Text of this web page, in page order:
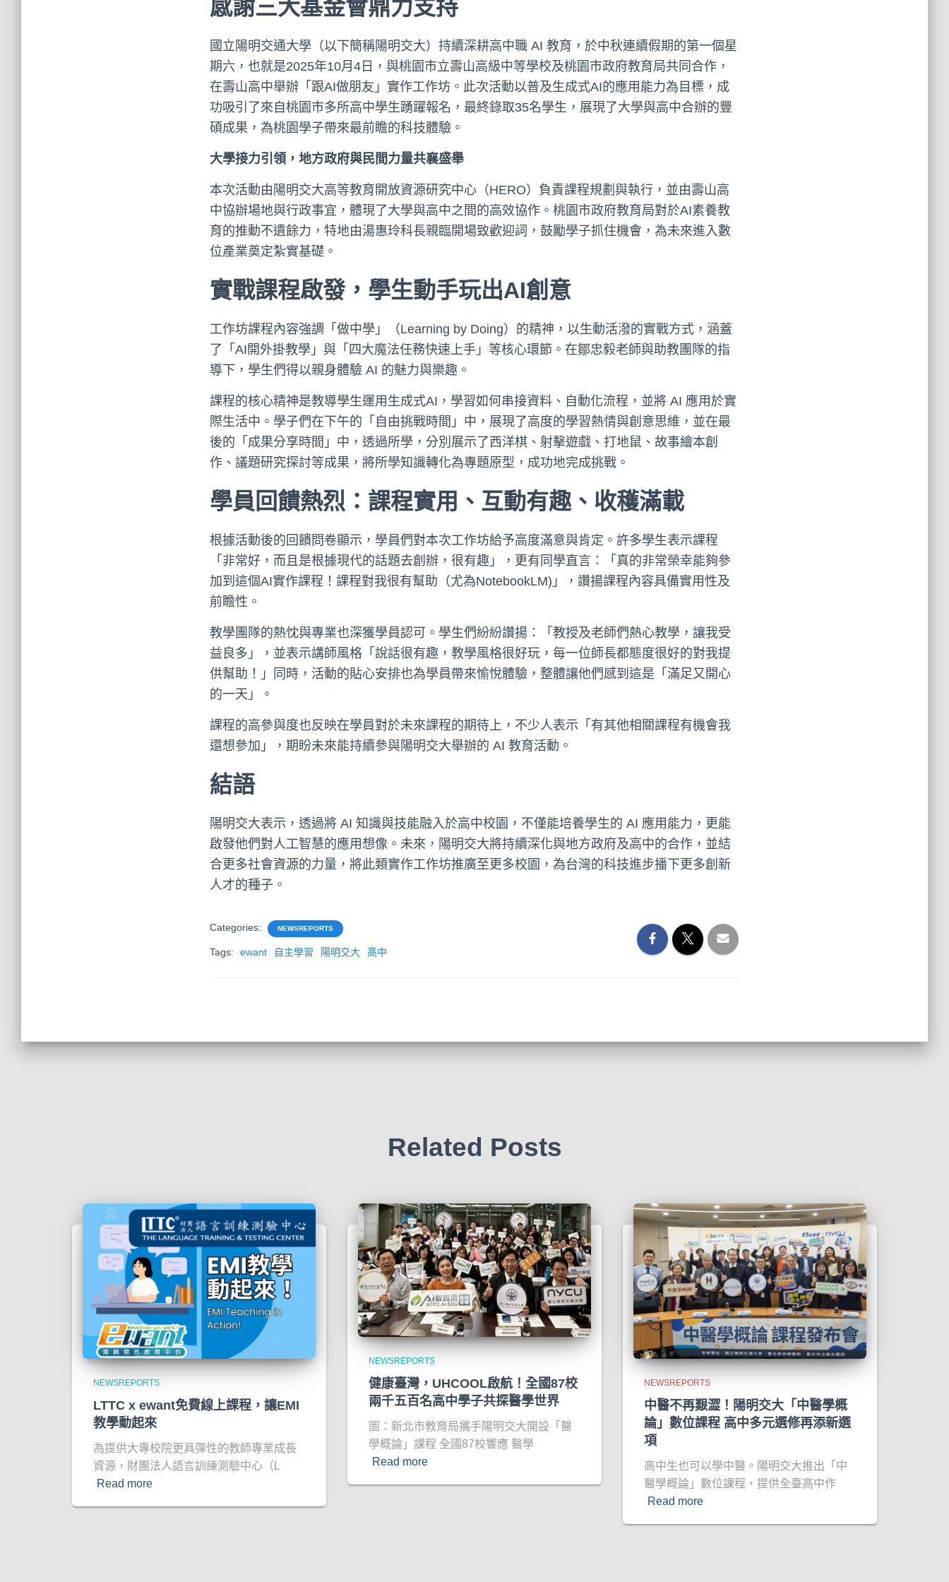
感謝三大基金會鼎力支持
國立陽明交通大學（以下簡稱陽明交大）持續深耕高中職 AI 教育，於中秋連續假期的第一個星
期六，也就是2025年10月4日，與桃園市立壽山高級中等學校及桃園市政府教育局共同合作，
在壽山高中舉辦「跟AI做朋友」實作工作坊。此次活動以普及生成式AI的應用能力為目標，成
功吸引了來自桃園市多所高中學生踴躍報名，最終錄取35名學生，展現了大學與高中合辦的豐
碩成果，為桃園學子帶來最前瞻的科技體驗。
大學接力引領，地方政府與民間力量共襄盛舉
本次活動由陽明交大高等教育開放資源研究中心（HERO）負責課程規劃與執行，並由壽山高
中協辦場地與行政事宜，體現了大學與高中之間的高效協作。桃園市政府教育局對於AI素養教
育的推動不遺餘力，特地由湯惠玲科長親臨開場致歡迎詞，鼓勵學子抓住機會，為未來進入數
位產業奠定紮實基礎。
實戰課程啟發，學生動手玩出AI創意
工作坊課程內容強調「做中學」（Learning by Doing）的精神，以生動活潑的實戰方式，涵蓋
了「AI開外掛教學」與「四大魔法任務快速上手」等核心環節。在鄒忠毅老師與助教團隊的指
導下，學生們得以親身體驗 AI 的魅力與樂趣。
課程的核心精神是教導學生運用生成式AI，學習如何串接資料、自動化流程，並將 AI 應用於實
際生活中。學子們在下午的「自由挑戰時間」中，展現了高度的學習熱情與創意思維，並在最
後的「成果分享時間」中，透過所學，分別展示了西洋棋、射擊遊戲、打地鼠、故事繪本創
作、議題研究探討等成果，將所學知識轉化為專題原型，成功地完成挑戰。
學員回饋熱烈：課程實用、互動有趣、收穫滿載
根據活動後的回饋問卷顯示，學員們對本次工作坊給予高度滿意與肯定。許多學生表示課程
「非常好，而且是根據現代的話題去創辦，很有趣」，更有同學直言：「真的非常榮幸能夠參
加到這個AI實作課程！課程對我很有幫助（尤為NotebookLM)」，讚揚課程內容具備實用性及
前瞻性。
教學團隊的熱忱與專業也深獲學員認可。學生們紛紛讚揚：「教授及老師們熱心教學，讓我受
益良多」，並表示講師風格「說話很有趣，教學風格很好玩，每一位師長都態度很好的對我提
供幫助！」同時，活動的貼心安排也為學員帶來愉悅體驗，整體讓他們感到這是「滿足又開心
的一天」。
課程的高參與度也反映在學員對於未來課程的期待上，不少人表示「有其他相關課程有機會我
還想參加」，期盼未來能持續參與陽明交大舉辦的 AI 教育活動。
結語
陽明交大表示，透過將 AI 知識與技能融入於高中校園，不僅能培養學生的 AI 應用能力，更能
啟發他們對人工智慧的應用想像。未來，陽明交大將持續深化與地方政府及高中的合作，並結
合更多社會資源的力量，將此類實作工作坊推廣至更多校園，為台灣的科技進步播下更多創新
人才的種子。
Categories: NEWSREPORTS
Tags: ewant 自主學習 陽明交大 高中
Related Posts
NEWSREPORTS
LTTC x ewant免費線上課程，讓EMI
教學動起來
為提供大專校院更具彈性的教師專業成長
資源，財團法人語言訓練測驗中心（L
Read more
NEWSREPORTS
健康臺灣，UHCOOL啟航！全國87校
兩千五百名高中學子共探醫學世界
圖：新北市教育局攜手陽明交大開設「醫
學概論」課程 全國87校響應 醫學
Read more
NEWSREPORTS
中醫不再艱澀！陽明交大「中醫學概
論」數位課程 高中多元選修再添新選
項
高中生也可以學中醫。陽明交大推出「中
醫學概論」數位課程，提供全臺高中作
Read more